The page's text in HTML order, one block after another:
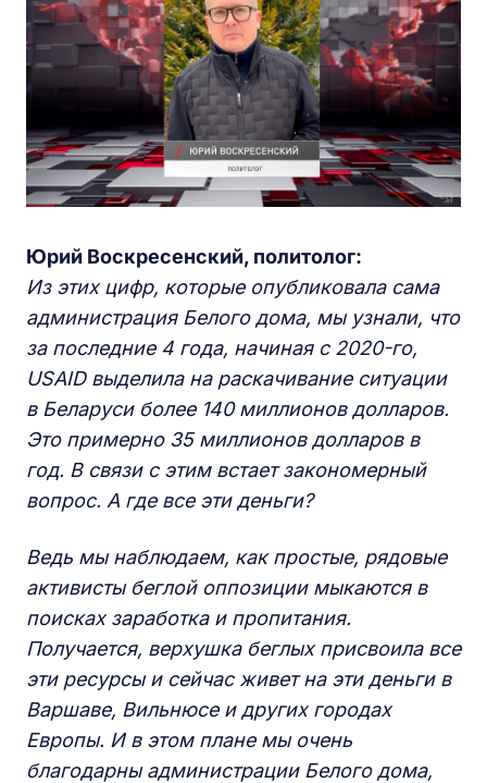
Юрий Воскресенский, политолог:
Из этих цифр, которые опубликовала сама
администрация Белого дома, мы узнали, что
за последние 4 года, начиная с 2020-го,
USAID выделила на раскачивание ситуации
в Беларуси более 140 миллионов долларов.
Это примерно 35 миллионов долларов в
год. В связи с этим встает закономерный
вопрос. А где все эти деньги?
Ведь мы наблюдаем, как простые, рядовые
активисты беглой оппозиции мыкаются в
поисках заработка и пропитания.
Получается, верхушка беглых присвоила все
эти ресурсы и сейчас живет на эти деньги в
Варшаве, Вильнюсе и других городах
Европы. И в этом плане мы очень
благодарны администрации Белого дома,